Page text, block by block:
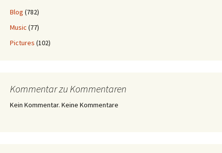
Blog (782)
Music (77)
Pictures (102)
Kommentar zu Kommentaren
Kein Kommentar. Keine Kommentare